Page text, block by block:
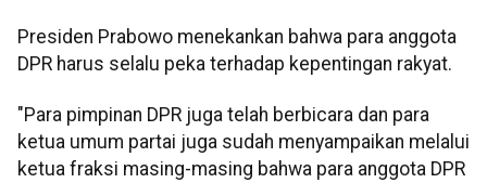
Presiden Prabowo menekankan bahwa para anggota
DPR harus selalu peka terhadap kepentingan rakyat.
"Para pimpinan DPR juga telah berbicara dan para
ketua umum partai juga sudah menyampaikan melalui
ketua fraksi masing-masing bahwa para anggota DPR